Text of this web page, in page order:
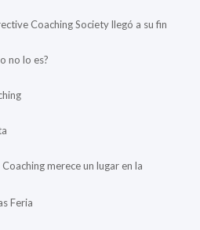
Coaching Society llegó a su fin
no lo es?
merece un lugar en la
Feria